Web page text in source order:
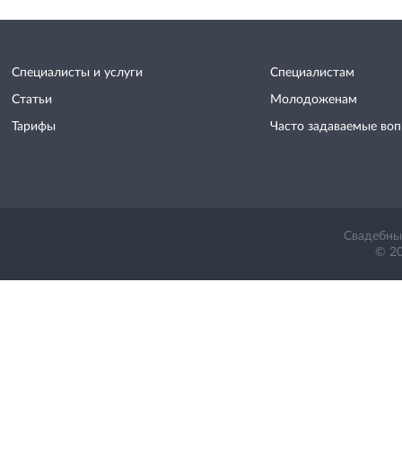
Специалисты и услуги
Статьи
Тарифы
Специалистам
Молодоженам
Часто задаваемые
©